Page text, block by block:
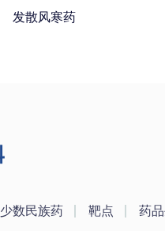
发散风寒药
少数民族药 靶点 药